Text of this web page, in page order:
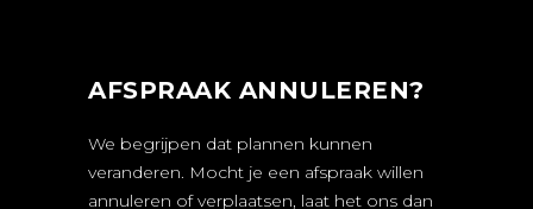
AFSPRAAK ANNULEREN?
We begrijpen dat plannen kunnen
veranderen. Mocht je een afspraak willen
annuleren of verplaatsen, laat het ons dan